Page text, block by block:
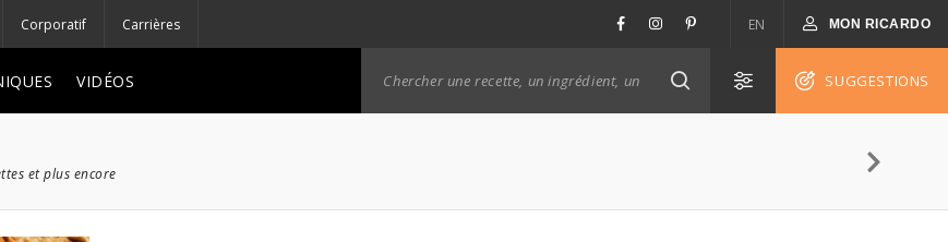
Corporatif Carrières EN MON RICARDO
VIDÉOS SUGGESTIONS
et plus encore